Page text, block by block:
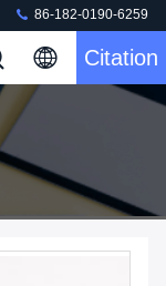
86-182-0190-6259
Citation